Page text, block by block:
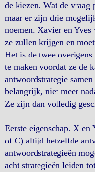
de kiezen. Wat de vraag
maar er zijn drie
noemen. Xavier en
ze zullen krijgen en
Het is de twee overigens
te maken voordat ze de
antwoordstrategie
belangrijk, niet meer
Ze zijn dan volledig
Eerste eigenschap. X
of C) altijd hetzelfde
antwoordstrategieën
acht strategieën leiden